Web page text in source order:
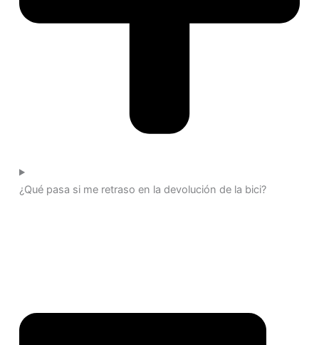
¿Qué pasa si me retraso en la devolución de la bici?